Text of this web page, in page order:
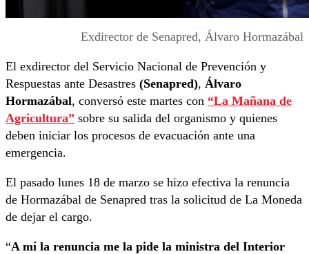
Exdirector de Senapred, Álvaro Hormazábal
El exdirector del Servicio Nacional de Prevención y
Respuestas ante Desastres (Senapred), Álvaro
Hormazábal, conversó este martes con “La Mañana de
Agricultura” sobre su salida del organismo y quienes
deben iniciar los procesos de evacuación ante una
emergencia.
El pasado lunes 18 de marzo se hizo efectiva la renuncia
de Hormazábal de Senapred tras la solicitud de La Moneda
de dejar el cargo.
“A mí la renuncia me la pide la ministra del Interior